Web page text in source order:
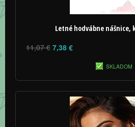
Letné hodvábne nášnice,
11,07 € 7,38 €
SKLADOM